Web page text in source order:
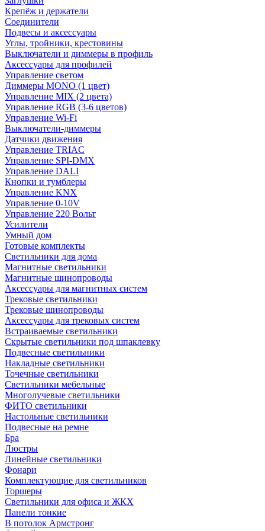
Крепёж и держатели
Соединители
Подвесы и аксессуары
Углы, тройники, крестовины
Выключатели и диммеры в профиль
Аксессуары для профилей
Управление светом
Диммеры MONO (1 цвет)
Управление MIX (2 цвета)
Управление RGB (3-6 цветов)
Управление Wi-Fi
Выключатели-диммеры
Датчики движения
Управление TRIAC
Управление SPI-DMX
Управление DALI
Кнопки и тумблеры
Управление KNX
Управление 0-10V
Управление 220 Вольт
Усилители
Умный дом
Готовые комплекты
Светильники для дома
Магнитные светильники
Магнитные шинопроводы
Аксессуары для магнитных систем
Трековые светильники
Трековые шинопроводы
Аксессуары для трековых систем
Встраиваемые светильники
Скрытые светильники под шпаклевку
Подвесные светильники
Накладные светильники
Точечные светильники
Светильники мебельные
Многолучевые светильники
ФИТО светильники
Настольные светильники
Подвесные на ремне
Бра
Люстры
Линейные светильники
Фонари
Комплектующие для светильников
Торшеры
Светильники для офиса и ЖКХ
Панели тонкие
В потолок Армстронг